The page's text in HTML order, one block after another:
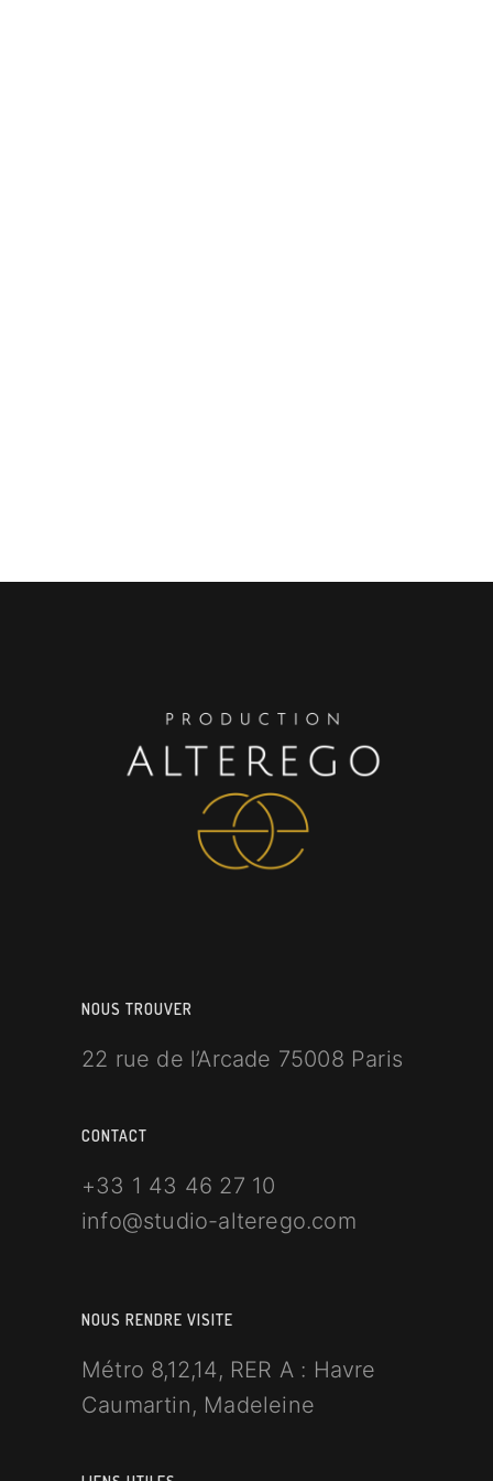
NOUS TROUVER
22 rue de l’Arcade 75008 Paris
CONTACT
+33 1 43 46 27 10
info@studio-alterego.com
NOUS RENDRE VISITE
Métro 8,12,14, RER A : Havre
Caumartin, Madeleine